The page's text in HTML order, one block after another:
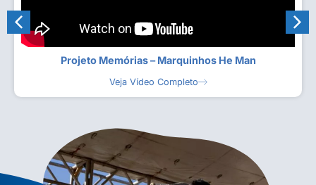
Projeto Memórias – Marquinhos He Man
Veja Vídeo Completo